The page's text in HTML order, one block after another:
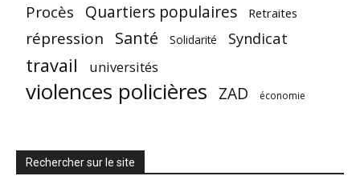
Procès Quartiers populaires Retraites
répression Santé Solidarité Syndicat
travail universités
violences policières ZAD économie
Rechercher sur le site